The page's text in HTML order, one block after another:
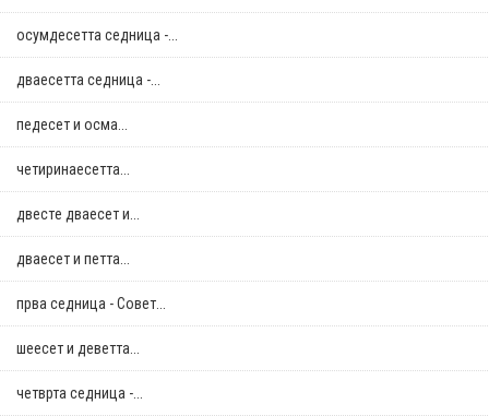
осумдесетта седница -...
дваесетта седница -...
педесет и осма...
четиринаесетта...
двестe дваесет и...
дваесет и петта...
прва седница - Совет...
шеесет и деветта...
четврта седница -...